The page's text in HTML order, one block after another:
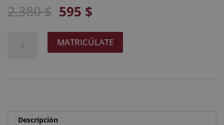
2.380$ El
precio
original
era:
595 $
actual
es:
Internacional
MATRICÚLATE
Descripción